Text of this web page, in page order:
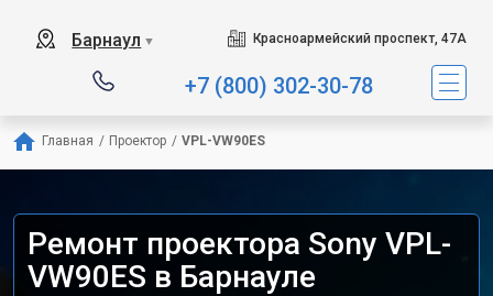
Барнаул ▼ Красноармейский проспект, 47А
+7 (800) 302-30-78
Главная / Проектор / VPL-VW90ES
Ремонт проектора Sony VPL-
VW90ES в Барнауле